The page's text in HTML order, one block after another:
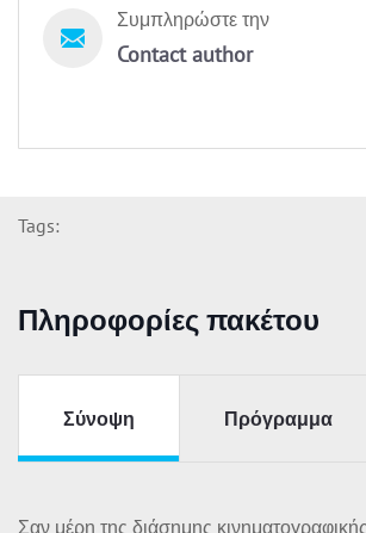
Tags:
Πληροφορίες πακέτου
Σύνοψη Πρόγραμμα
Σαν μέρη της διάσημης
Συμπληρώστε την
Contact author